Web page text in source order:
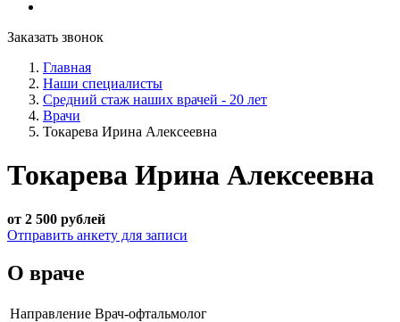
Заказать звонок
Главная
Наши специалисты
Средний стаж наших врачей - 20 лет
Врачи
Токарева Ирина Алексеевна
Токарева Ирина Алексеевна
от 2 500 рублей
Отправить анкету для записи
О враче
Направление Врач-офтальмолог